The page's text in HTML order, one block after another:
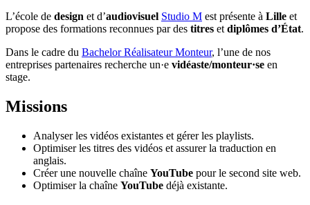
L’école de design et d’audiovisuel Studio M est présente à Lille et
propose des formations reconnues par des titres etdiplômes d’État.
Dans le cadre du Bachelor Réalisateur Monteur, l’une de nos
entreprises partenaires recherche un·e vidéaste/monteur·se en
stage.
Missions
Analyser les vidéos existantes et gérer les playlists.
Optimiser les titres des vidéos et assurer la traduction en
anglais.
Créer une nouvelle chaîne YouTube pour le second site web.
Optimiser la chaîne YouTube déjà existante.